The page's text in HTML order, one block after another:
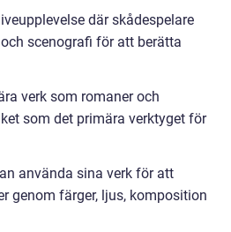
där skådespelare
scenografi för att berätta
verk som romaner och
som det primära verktyget för
använda sina verk för att
genom färger, ljus, komposition